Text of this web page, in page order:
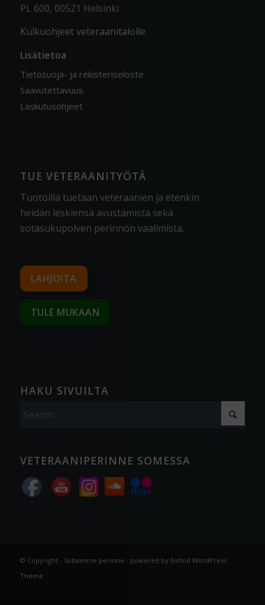
PL 600, 00521 Helsinki
Kulkuohjeet veteraanitalolle
Lisätietoa
Tietosuoja- ja rekisteriseloste
Saavutettavuus
Laskutusohjeet
TUE VETERAANITYÖTÄ
Tuotoilla tuetaan veteraanien ja etenkin
heidän leskiensä avustamista sekä
sotasukupolven perinnön vaalimista.
LAHJOITA
TULE MUKAAN
HAKU SIVUILTA
VETERAANIPERINNE SOMESSA
© Copyright - Sotiemme perinne - powered by Enfold WordPress
Theme